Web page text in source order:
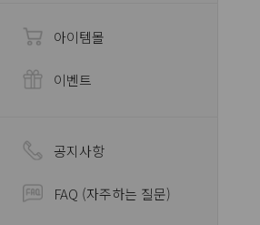
아이템몰
이벤트
공지사항
FAQ (자주하는 질문)